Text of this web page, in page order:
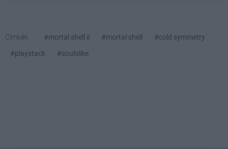
Címkék: #mortal shell ii #mortal shell
#cold symmetry
#playstack
#soulslike